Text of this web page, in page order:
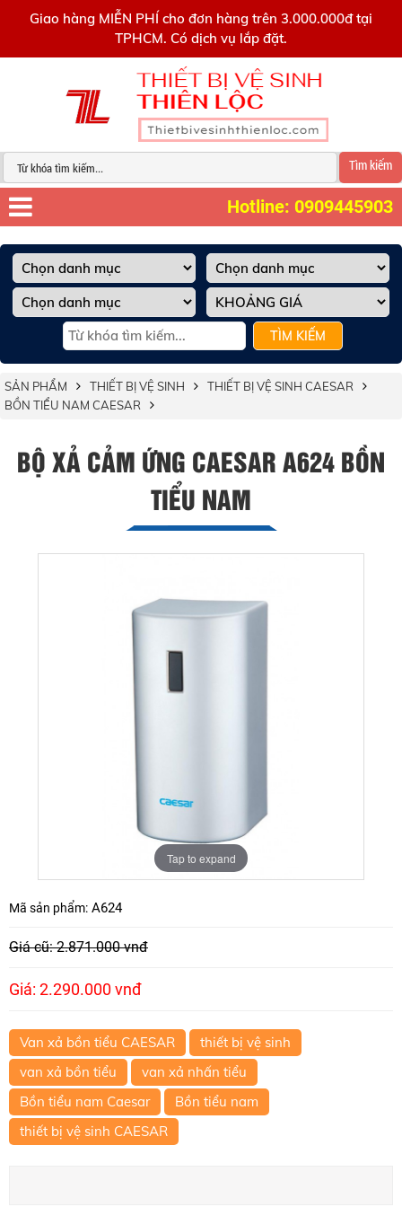
Giao hàng MIỄN PHÍ cho đơn hàng trên 3.000.000đ tại
TPHCM. Có dịch vụ lắp đặt.
Tìm kiếm
Hotline: 0909445903
TÌM KIẾM
SẢN PHẨM THIẾT BỊ VỆ SINH
THIẾT BỊ VỆ SINH CAESAR
BỒN TIỂU NAM CAESAR
BỘ XẢ CẢM ỨNG CAESAR A624 BỒN
TIỂU NAM
Tap to expand
Mã sản phẩm: A624
Giá cũ: 2.871.000 vnđ
Giá: 2.290.000 vnđ
Van xả bồn tiểu CAESAR
thiết bị vệ sinh
van xả bồn tiểu
van xả nhấn tiểu
Bồn tiểu nam Caesar
Bồn tiểu nam
thiết bị vệ sinh CAESAR
0909445903